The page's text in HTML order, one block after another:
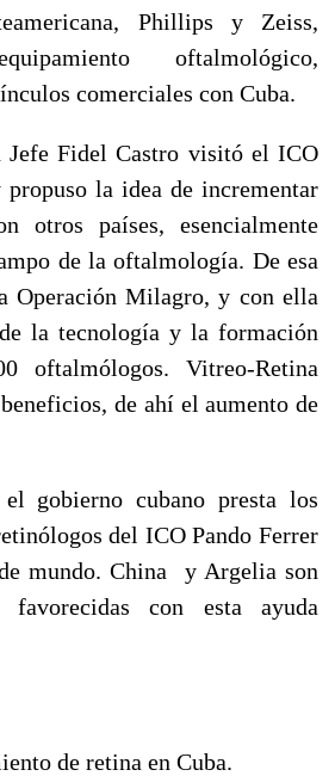
Phillips y Zeiss,
oftalmológico,
comerciales con Cuba.
Jefe Fidel Castro visitó el ICO
la idea de incrementar
otros países, esencialmente
de la oftalmología. De esa
Operación Milagro, y con ella
la tecnología y la formación
oftalmólogos. Vitreo-Retina
de ahí el aumento de
gobierno cubano presta los
del ICO Pando Ferrer
mundo. China y Argelia son
con esta ayuda
de retina en Cuba.